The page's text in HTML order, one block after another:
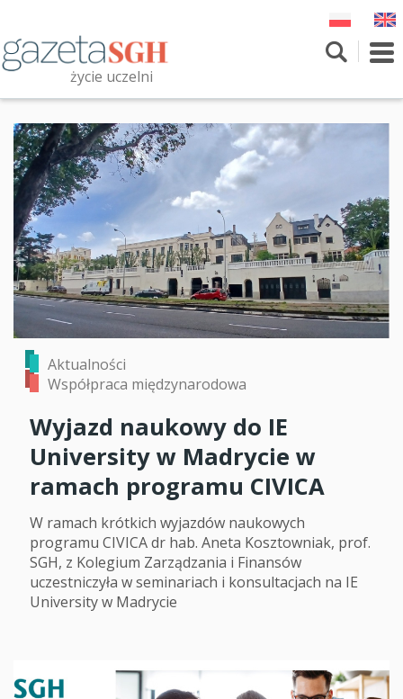
treści
życie uczelni
Aktualności
Współpraca międzynarodowa
Wyjazd naukowy do IE
University w Madrycie w
ramach programu CIVICA
W ramach krótkich wyjazdów naukowych
programu CIVICA dr hab. Aneta Kosztowniak, prof.
SGH, z Kolegium Zarządzania i Finansów
uczestniczyła w seminariach i konsultacjach na IE
University w Madrycie